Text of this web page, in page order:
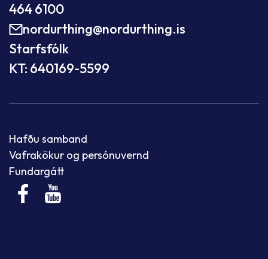
464 6100
nordurthing@nordurthing.is
Starfsfólk
KT: 640169-5599
Hafðu samband
Vafrakökur og persónuvernd
Fundargátt